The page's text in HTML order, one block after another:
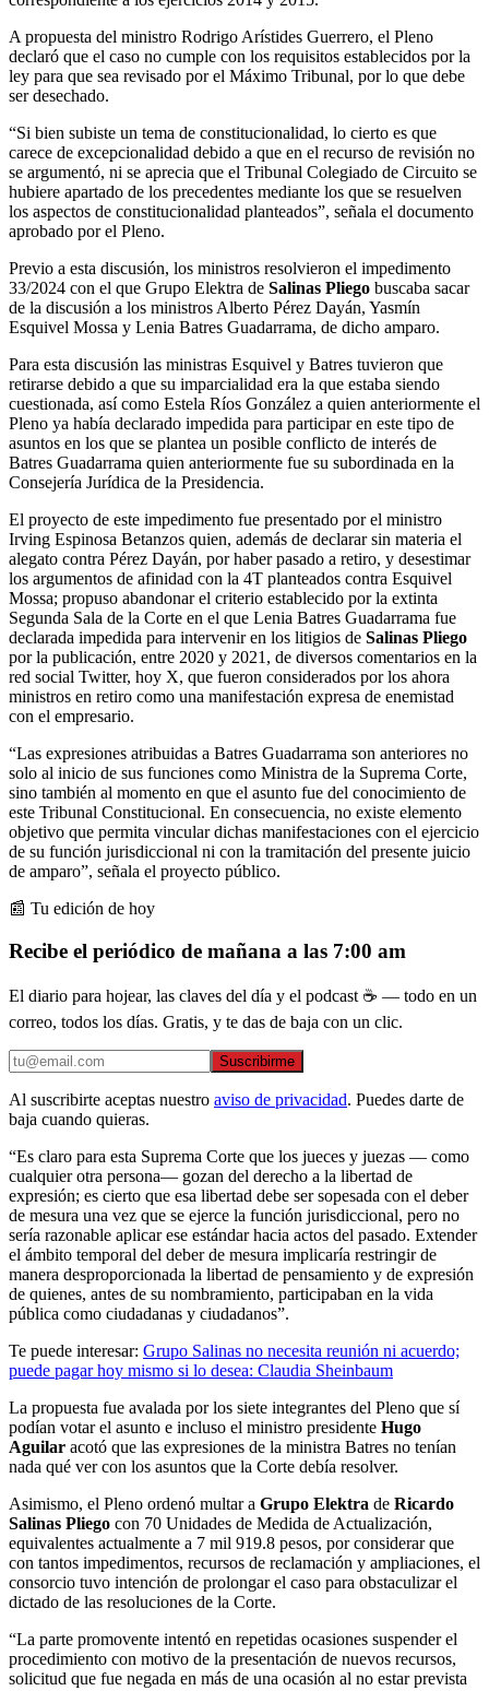
A propuesta del ministro Rodrigo Arístides Guerrero, el Pleno
declaró que el caso no cumple con los requisitos establecidos por la
ley para que sea revisado por el Máximo Tribunal, por lo que debe
ser desechado.
“Si bien subiste un tema de constitucionalidad, lo cierto es que
carece de excepcionalidad debido a que en el recurso de revisión no
se argumentó, ni se aprecia que el Tribunal Colegiado de Circuito se
hubiere apartado de los precedentes mediante los que se resuelven
los aspectos de constitucionalidad planteados”, señala el documento
aprobado por el Pleno.
Previo a esta discusión, los ministros resolvieron el impedimento
33/2024 con el que Grupo Elektra de Salinas Pliego buscaba sacar
de la discusión a los ministros Alberto Pérez Dayán, Yasmín
Esquivel Mossa y Lenia Batres Guadarrama, de dicho amparo.
Para esta discusión las ministras Esquivel y Batres tuvieron que
retirarse debido a que su imparcialidad era la que estaba siendo
cuestionada, así como Estela Ríos González a quien anteriormente el
Pleno ya había declarado impedida para participar en este tipo de
asuntos en los que se plantea un posible conflicto de interés de
Batres Guadarrama quien anteriormente fue su subordinada en la
Consejería Jurídica de la Presidencia.
El proyecto de este impedimento fue presentado por el ministro
Irving Espinosa Betanzos quien, además de declarar sin materia el
alegato contra Pérez Dayán, por haber pasado a retiro, y desestimar
los argumentos de afinidad con la 4T planteados contra Esquivel
Mossa; propuso abandonar el criterio establecido por la extinta
Segunda Sala de la Corte en el que Lenia Batres Guadarrama fue
declarada impedida para intervenir en los litigios de Salinas Pliego
por la publicación, entre 2020 y 2021, de diversos comentarios en la
red social Twitter, hoy X, que fueron considerados por los ahora
ministros en retiro como una manifestación expresa de enemistad
con el empresario.
“Las expresiones atribuidas a Batres Guadarrama son anteriores no
solo al inicio de sus funciones como Ministra de la Suprema Corte,
sino también al momento en que el asunto fue del conocimiento de
este Tribunal Constitucional. En consecuencia, no existe elemento
objetivo que permita vincular dichas manifestaciones con el ejercicio
de su función jurisdiccional ni con la tramitación del presente juicio
de amparo”, señala el proyecto público.
📰 Tu edición de hoy
Recibe el periódico de mañana a las 7:00 am
El diario para hojear, las claves del día y el podcast ☕ — todo en un
correo, todos los días. Gratis, y te das de baja con un clic.
Suscribirme
Al suscribirte aceptas nuestro aviso de privacidad. Puedes darte de
baja cuando quieras.
“Es claro para esta Suprema Corte que los jueces y juezas — como
cualquier otra persona— gozan del derecho a la libertad de
expresión; es cierto que esa libertad debe ser sopesada con el deber
de mesura una vez que se ejerce la función jurisdiccional, pero no
sería razonable aplicar ese estándar hacia actos del pasado. Extender
el ámbito temporal del deber de mesura implicaría restringir de
manera desproporcionada la libertad de pensamiento y de expresión
de quienes, antes de su nombramiento, participaban en la vida
pública como ciudadanas y ciudadanos”.
Te puede interesar: Grupo Salinas no necesita reunión ni acuerdo;
puede pagar hoy mismo si lo desea: Claudia Sheinbaum
La propuesta fue avalada por los siete integrantes del Pleno que sí
podían votar el asunto e incluso el ministro presidente Hugo
Aguilar acotó que las expresiones de la ministra Batres no tenían
nada qué ver con los asuntos que la Corte debía resolver.
Asimismo, el Pleno ordenó multar a Grupo Elektra de Ricardo
Salinas Pliego con 70 Unidades de Medida de Actualización,
equivalentes actualmente a 7 mil 919.8 pesos, por considerar que
con tantos impedimentos, recursos de reclamación y ampliaciones, el
consorcio tuvo intención de prolongar el caso para obstaculizar el
dictado de las resoluciones de la Corte.
“La parte promovente intentó en repetidas ocasiones suspender el
procedimiento con motivo de la presentación de nuevos recursos,
solicitud que fue negada en más de una ocasión al no estar prevista